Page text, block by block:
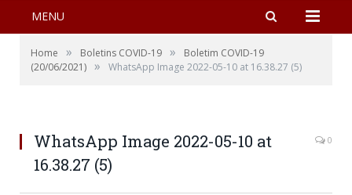
MENU
Home » Boletins COVID-19 »
Boletim COVID-19
(20/06/2021) » WhatsApp Image 2022-05-10 at 16.38.27 (5)
WhatsApp Image 2022-05-10 at
16.38.27 (5)
0